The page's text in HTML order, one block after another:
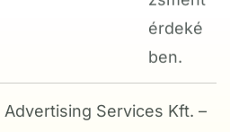
érdeké
ben.
Services Kft. –